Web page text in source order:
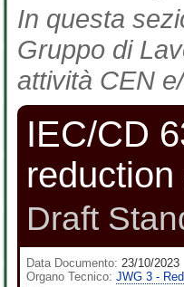
In questa
Gruppo di
attività CEN
IEC/CD
Draft
Data Documento: 23/10/2023
Organo Tecnico: JWG 3 -